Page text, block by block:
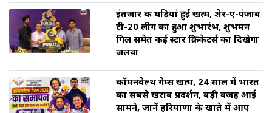
इंतजार की घड़ियां हुई खत्म, शेर-ए-पंजाब
टी-20 लीग का हुआ शुभारंभ, शुभमन
गिल समेत कई स्टार क्रिकेटर्स का दिखेगा
जलवा
कॉमनवेल्थ गेम्स खत्म, 24 साल में भारत
का सबसे खराब प्रदर्शन, बड़ी वजह आई
सामने, जानें हरियाणा के खाते में आए